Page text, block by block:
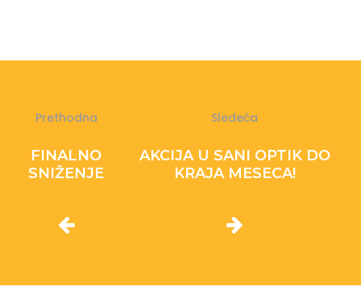
Prethodna
FINALNO
SNIŽENJE
Sledeća
AKCIJA U SANI OPTIK DO
KRAJA MESECA!